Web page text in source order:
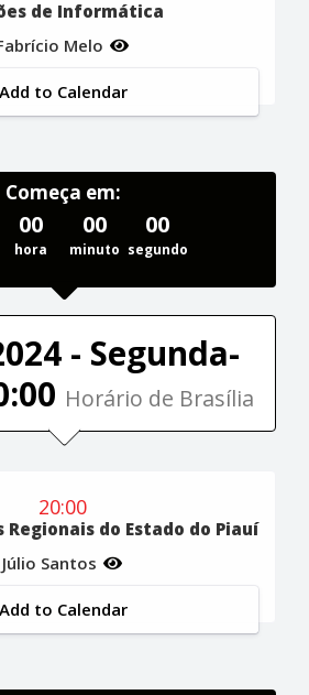
de Informática
Melo
Add to Calendar
Começa em:
00
hora
00
minuto
00
segundo
- Segunda-
Horário de Brasília
20:00
do Estado do Piauí
Júlio Santos
Add to Calendar